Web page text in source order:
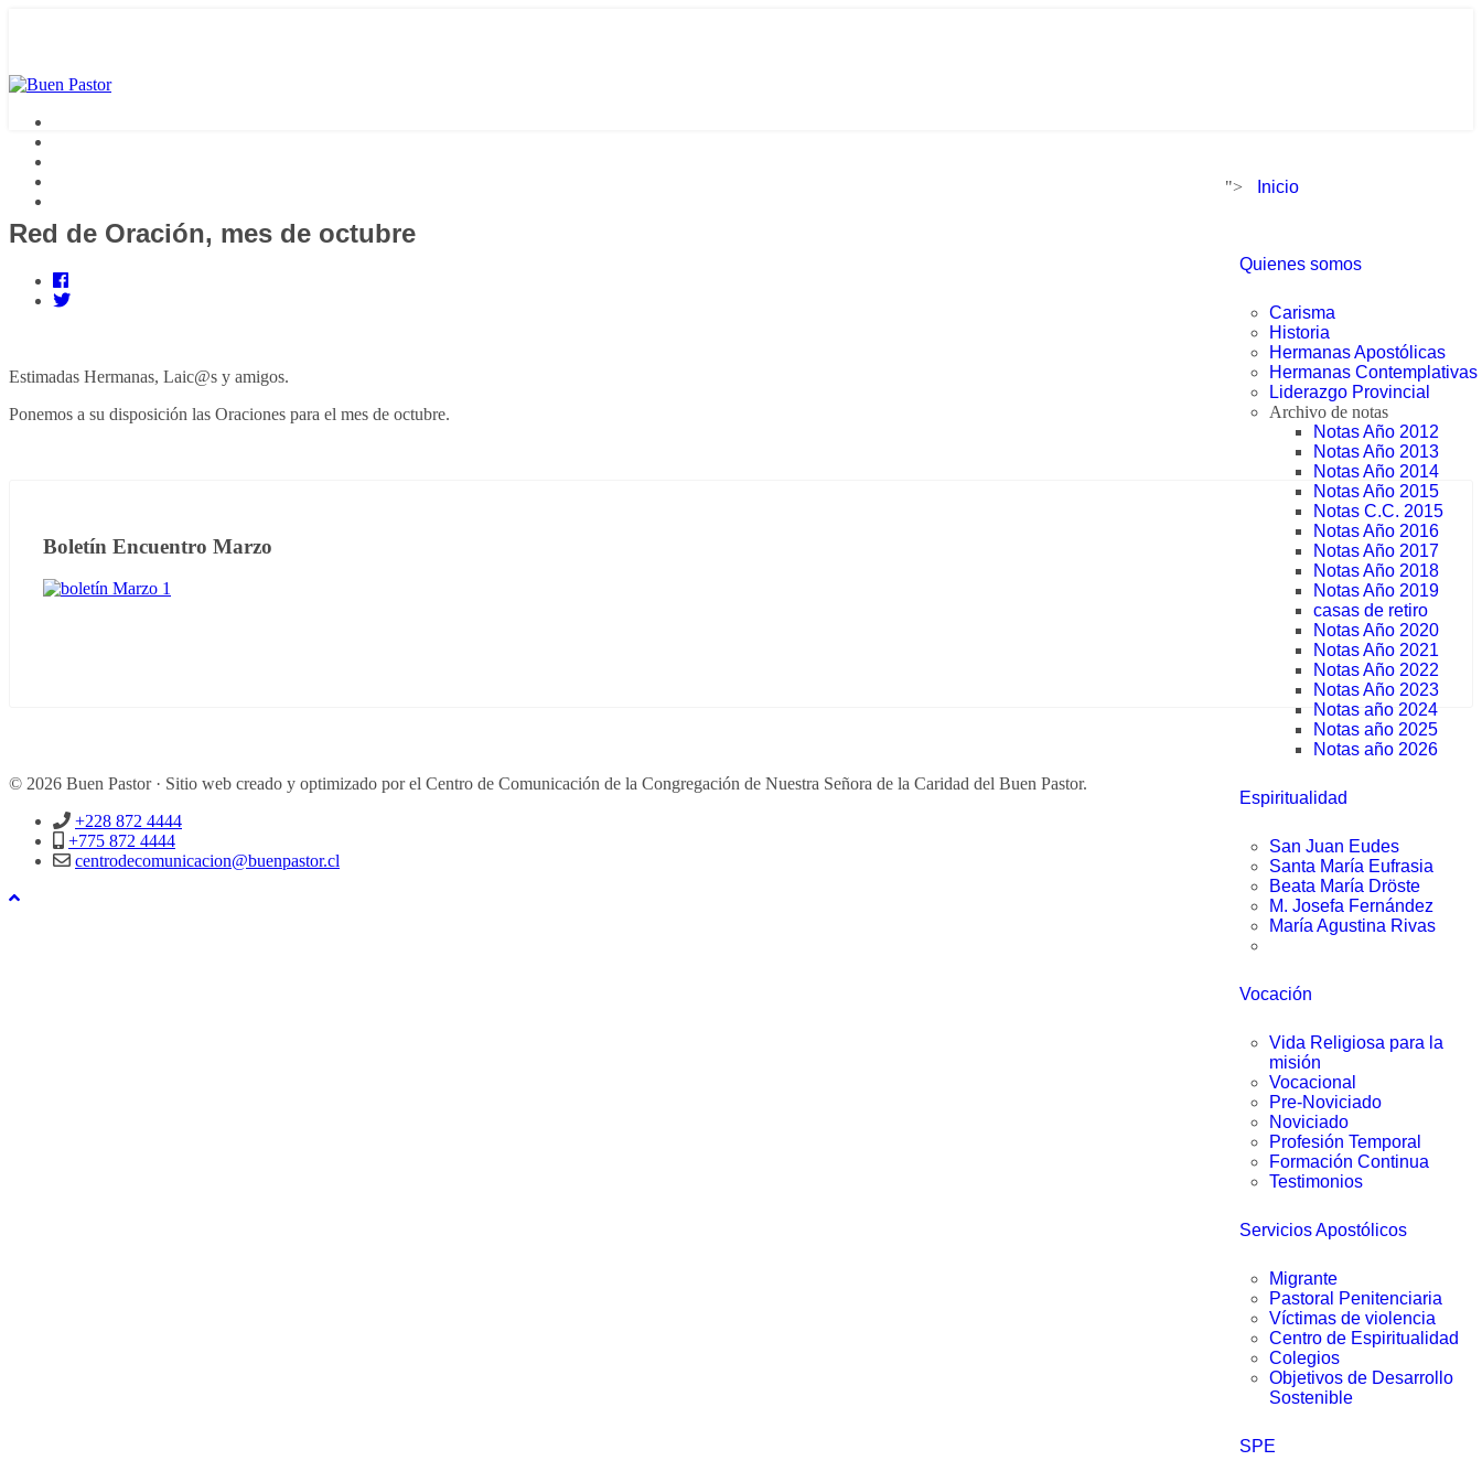
"> Inicio
Quienes somos
Carisma
Historia
Hermanas Apostólicas
Hermanas Contemplativas
Liderazgo Provincial
Archivo de notas
Notas Año 2012
Notas Año 2013
Notas Año 2014
Notas Año 2015
Notas C.C. 2015
Notas Año 2016
Notas Año 2017
Notas Año 2018
Notas Año 2019
casas de retiro
Notas Año 2020
Notas Año 2021
Notas Año 2022
Notas Año 2023
Notas año 2024
Notas año 2025
Notas año 2026
Espiritualidad
San Juan Eudes
Santa María Eufrasia
Beata María Dröste
M. Josefa Fernández
María Agustina Rivas
Vocación
Vida Religiosa para la
misión
Vocacional
Pre-Noviciado
Noviciado
Profesión Temporal
Formación Continua
Testimonios
Servicios Apostólicos
Migrante
Pastoral Penitenciaria
Víctimas de violencia
Centro de Espiritualidad
Colegios
Objetivos de Desarrollo
Sostenible
SPE
Red de Oración, mes de octubre
Estimadas Hermanas, Laic@s y amigos.
Ponemos a su disposición las Oraciones para el mes de octubre.
Boletín Encuentro Marzo
© 2026 Buen Pastor · Sitio web creado y optimizado por el Centro de Comunicación de la Congregación de Nuestra Señora de la Caridad del Buen Pastor.
+228 872 4444
+775 872 4444
centrodecomunicacion@buenpastor.cl